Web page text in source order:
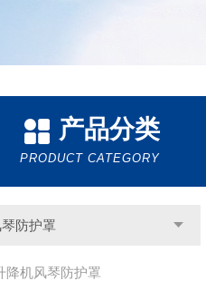
产品分类
PRODUCT CATEGORY
琴防护罩
降机风琴防护罩